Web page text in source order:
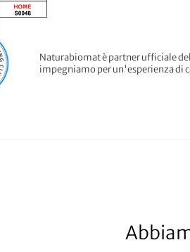
Naturabiomat è partner ufficiale
impegniamo per un'esperienza di